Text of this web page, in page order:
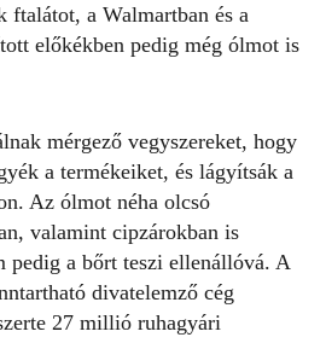
ftalátot, a Walmartban és a
előkékben pedig még ólmot is
mérgező vegyszereket, hogy
a termékeiket, és lágyítsák a
Az ólmot néha olcsó
valamint cipzárokban is
pedig a bőrt teszi ellenállóvá. A
divatelemző cég
27 millió ruhagyári